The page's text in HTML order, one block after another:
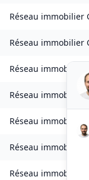
Réseau immobilier
Réseau immobilier
Réseau immobilier
Réseau immobilier
Réseau immobilier
Réseau immobilier
Réseau immobilier